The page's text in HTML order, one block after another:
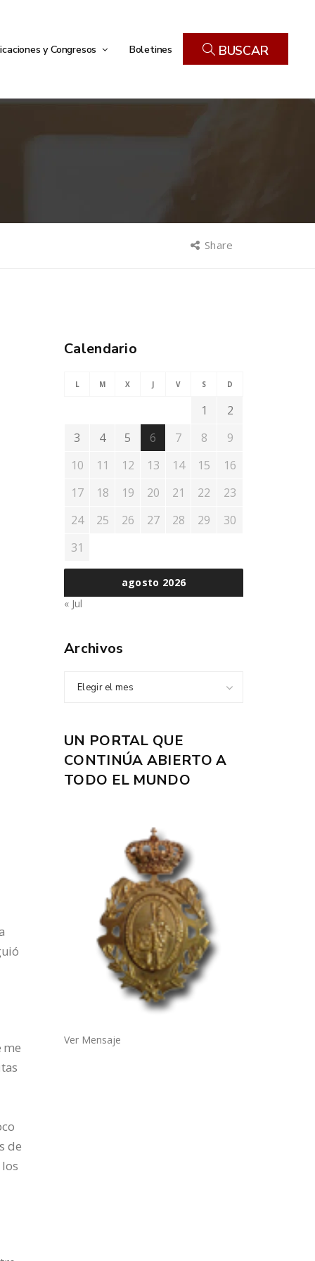
y Congresos Boletines BUSCAR
Share
me
de
Calendario
agosto 2026
L M X J V S D
1
2
3
4 5 6 7 8
9
10
11 12 13 14 15
16
17
18 19 20 21 22
23
24
25 26 27 28 29
30
31
« Jul
Archivos
Elegir el mes
UN PORTAL QUE
CONTINÚA ABIERTO A
TODO EL MUNDO
Ver Mensaje